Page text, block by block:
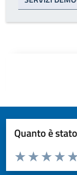
Quanto è
Valuta da 1 a 5 stelle
Valuta 3
Valuta 2
Valuta 1 stelle su